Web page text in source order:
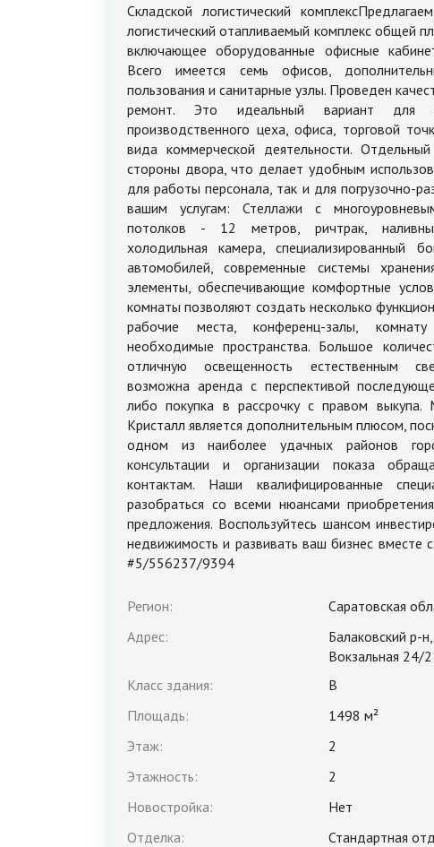
Складской логистический
логистический отапливаемый комплекс общей
включающее оборудованные офисные
Всего имеется семь офисов,
пользования и санитарные узлы. Проведен
ремонт. Это идеальный вариант для
производственного цеха, офиса, торговой
вида коммерческой деятельности.
стороны двора, что делает удобным
для работы персонала, так и для погрузочно-
вашим услугам: Стеллажи с
потолков - 12 метров, ричтрак,
холодильная камера, специализированный
автомобилей, современные системы
элементы, обеспечивающие комфортные
комнаты позволяют создать несколько
рабочие места, конференц-залы,
необходимые пространства. Большое
отличную освещенность естественным
возможна аренда с перспективой
либо покупка в рассрочку с правом выкупа.
Кристалл является дополнительным плюсом,
одном из наиболее удачных районов
консультации и организации показа
контактам. Наши квалифицированные
разобраться со всеми нюансами
предложения. Воспользуйтесь шансом
недвижимость и развивать ваш бизнес вместе
#5/556237/9394
Регион:
Саратовская
Адрес:
Балаковский р-
Вокзальная 24/
Класс здания:
B
Площадь:
1498 м²
Этаж:
2
Этажность:
2
Новостройка:
Нет
Отделка:
Стандартная